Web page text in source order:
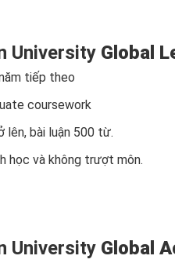
University Global
tiếp theo
coursework
lên, bài luận 500 từ.
học và không trượt môn.
University Global